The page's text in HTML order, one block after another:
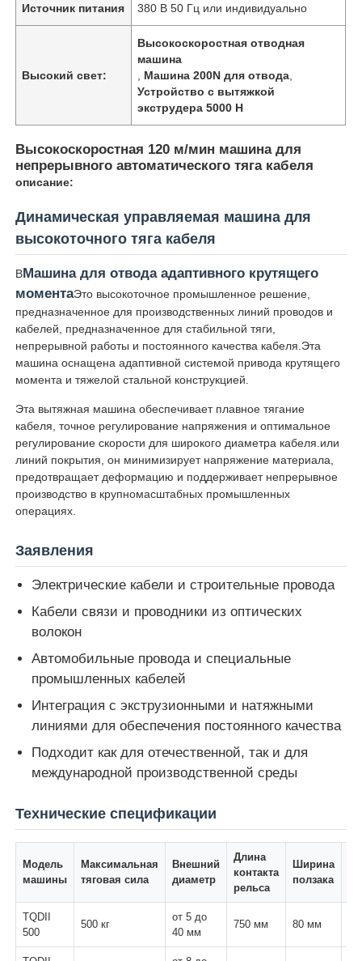
Главная страница
О Компании
контактные данные
Отправить запрос
Источник питания 380 В 50 Гц или индивидуально
Высокий свет:
Высокоскоростная отводная
машина
Машина 200N для отвода
Устройство с вытяжкой
экструдера 5000 Н
Высокоскоростная 120 м/мин машина для
непрерывного автоматического тяга кабеля
описание:
Динамическая управляемая машина для
высокоточного тяга кабеля
ВМашина для отвода адаптивного крутящего
моментаЭто высокоточное промышленное решение,
предназначенное для производственных линий проводов и
кабелей, предназначенное для стабильной тяги,
непрерывной работы и постоянного качества кабеля.Эта
машина оснащена адаптивной системой привода крутящего
момента и тяжелой стальной конструкцией.
Эта вытяжная машина обеспечивает плавное тягание
кабеля, точное регулирование напряжения и оптимальное
регулирование скорости для широкого диаметра кабеля.или
линий покрытия, он минимизирует напряжение материала,
предотвращает деформацию и поддерживает непрерывное
производство в крупномасштабных промышленных
операциях.
Заявления
Электрические кабели и строительные провода
Кабели связи и проводники из оптических
волокон
Автомобильные провода и специальные
промышленных кабелей
Интеграция с экструзионными и натяжными
линиями для обеспечения постоянного качества
Подходит как для отечественной, так и для
международной производственной среды
Технические спецификации
Модель
машины
Максимальная
тяговая сила
Внешний
диаметр
Длина
контакта
рельса
Ширина
ползака
TQDII
500
500 кг
от 5 до
40 мм
750 мм 80 мм